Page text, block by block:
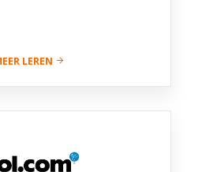
LEREN